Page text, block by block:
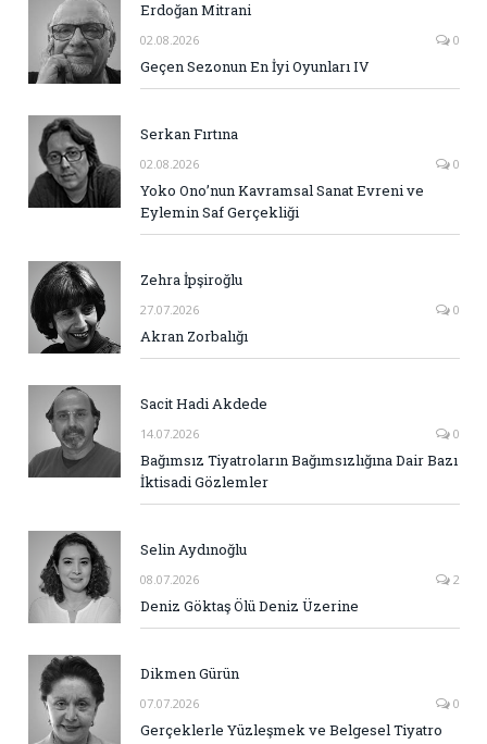
Erdoğan Mitrani
02.08.2026 0
Geçen Sezonun En İyi Oyunları IV
Serkan Fırtına
02.08.2026 0
Yoko Ono’nun Kavramsal Sanat Evreni ve
Eylemin Saf Gerçekliği
Zehra İpşiroğlu
27.07.2026 0
Akran Zorbalığı
Sacit Hadi Akdede
14.07.2026 0
Bağımsız Tiyatroların Bağımsızlığına Dair Bazı
İktisadi Gözlemler
Selin Aydınoğlu
08.07.2026 2
Deniz Göktaş Ölü Deniz Üzerine
Dikmen Gürün
07.07.2026 0
Gerçeklerle Yüzleşmek ve Belgesel Tiyatro